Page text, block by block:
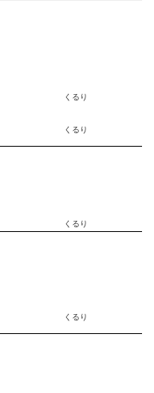
くるり
くるり
くるり
くるり